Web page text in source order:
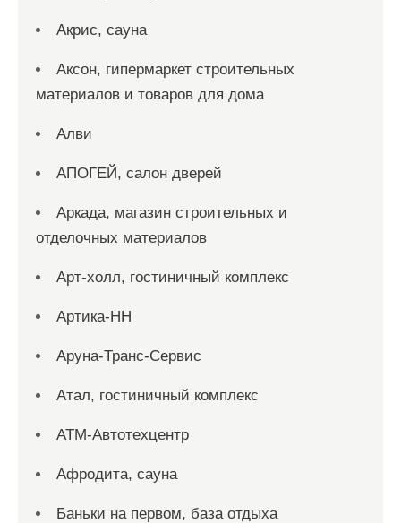
Акрис, сауна
Аксон, гипермаркет строительных
материалов и товаров для дома
Алви
АПОГЕЙ, салон дверей
Аркада, магазин строительных и
отделочных материалов
Арт-холл, гостиничный комплекс
Артика-НН
Аруна-Транс-Сервис
Атал, гостиничный комплекс
АТМ-Автотехцентр
Афродита, сауна
Баньки на первом, база отдыха